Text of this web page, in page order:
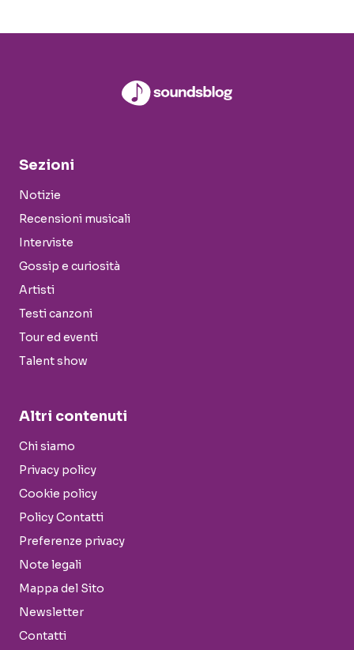
Sezioni
Notizie
Recensioni musicali
Interviste
Gossip e curiosità
Artisti
Testi canzoni
Tour ed eventi
Talent show
Altri contenuti
Chi siamo
Privacy policy
Cookie policy
Policy Contatti
Preferenze privacy
Note legali
Mappa del Sito
Newsletter
Contatti